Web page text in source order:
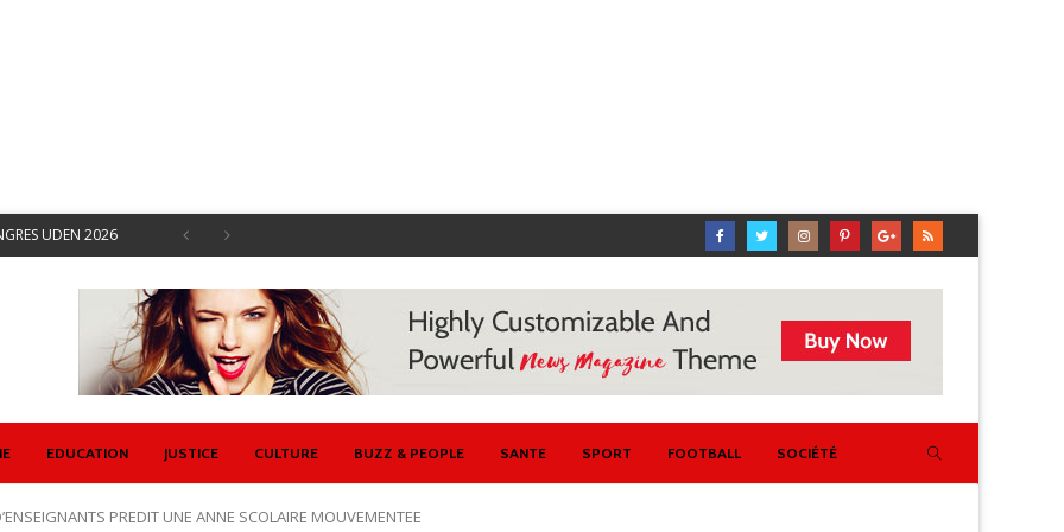
UDEN 2026
SYNDICALES AVRIL
CONTRE ETAT
SE DOTE D’UN
EDUCATION JUSTICE CULTURE BUZZ & PEOPLE SANTE SPORT FOOTBALL SOCIÉTÉ
PREDIT UNE ANNE SCOLAIRE MOUVEMENTEE